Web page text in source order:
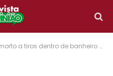
de banheiro após criminosos invadirem residência em José de Freitas